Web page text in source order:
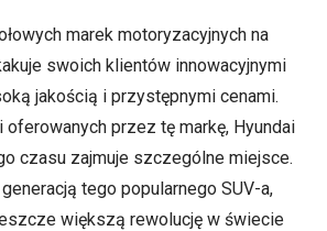
marek motoryzacyjnych na
swoich klientów innowacyjnymi
jakością i przystępnymi cenami.
przez tę markę, Hyundai
czasu zajmuje szczególne miejsce.
tego popularnego SUV-a,
większą rewolucję w świecie